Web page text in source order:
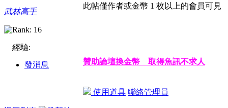
武林高手
經驗:
發消息
此帖僅作者或金幣 1 枚以上的會員可見
贊助論壇換金幣 取得魚訊不求人
使用道具 聯絡管理員